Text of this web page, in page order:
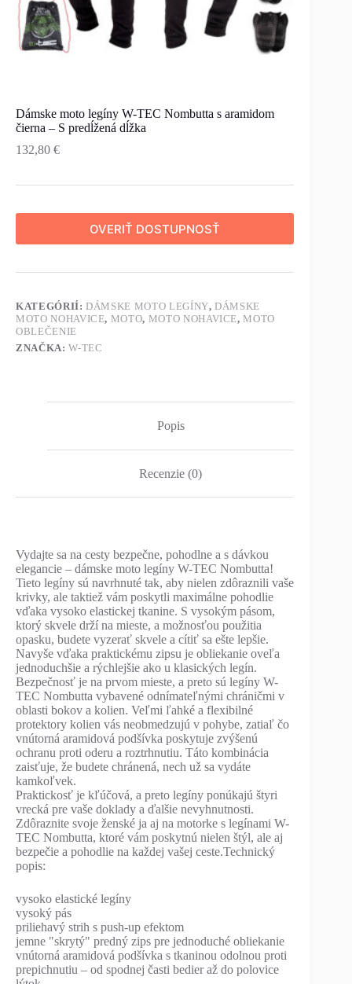
Dámske moto legíny W-TEC Nombutta s aramidom
čierna – S predĺžená dĺžka
132,80 €
OVERIŤ DOSTUPNOSŤ
KATEGÓRIÍ:DÁMSKE MOTO LEGÍNY,DÁMSKE
MOTO NOHAVICE, MOTO, MOTO NOHAVICE,MOTO
OBLEČENIE
ZNAČKA:W-TEC
Popis
Recenzie (0)
Vydajte sa na cesty bezpečne, pohodlne a s dávkou
elegancie – dámske moto legíny W-TEC Nombutta!
Tieto legíny sú navrhnuté tak, aby nielen zdôraznili vaše
krivky, ale taktiež vám poskytli maximálne pohodlie
vďaka vysoko elastickej tkanine. S vysokým pásom,
ktorý skvele drží na mieste, a možnosťou použitia
opasku, budete vyzerať skvele a cítiť sa ešte lepšie.
Navyše vďaka praktickému zipsu je obliekanie oveľa
jednoduchšie a rýchlejšie ako u klasických legín.
Bezpečnosť je na prvom mieste, a preto sú legíny W-
TEC Nombutta vybavené odnímateľnými chráničmi v
oblasti bokov a kolien. Veľmi ľahké a flexibilné
protektory kolien vás neobmedzujú v pohybe, zatiaľ čo
vnútorná aramidová podšívka poskytuje zvýšenú
ochranu proti oderu a roztrhnutiu. Táto kombinácia
zaisťuje, že budete chránená, nech už sa vydáte
kamkoľvek.
Praktickosť je kľúčová, a preto legíny ponúkajú štyri
vrecká pre vaše doklady a ďalšie nevyhnutnosti.
Zdôraznite svoje ženské ja aj na motorke s legínami W-
TEC Nombutta, ktoré vám poskytnú nielen štýl, ale aj
bezpečie a pohodlie na každej vašej ceste.Technický
popis:
vysoko elastické legíny
vysoký pás
priliehavý strih s push-up efektom
jemne "skrytý" predný zips pre jednoduché obliekanie
vnútorná aramidová podšívka s tkaninou odolnou proti
prepichnutiu – od spodnej časti bedier až do polovice